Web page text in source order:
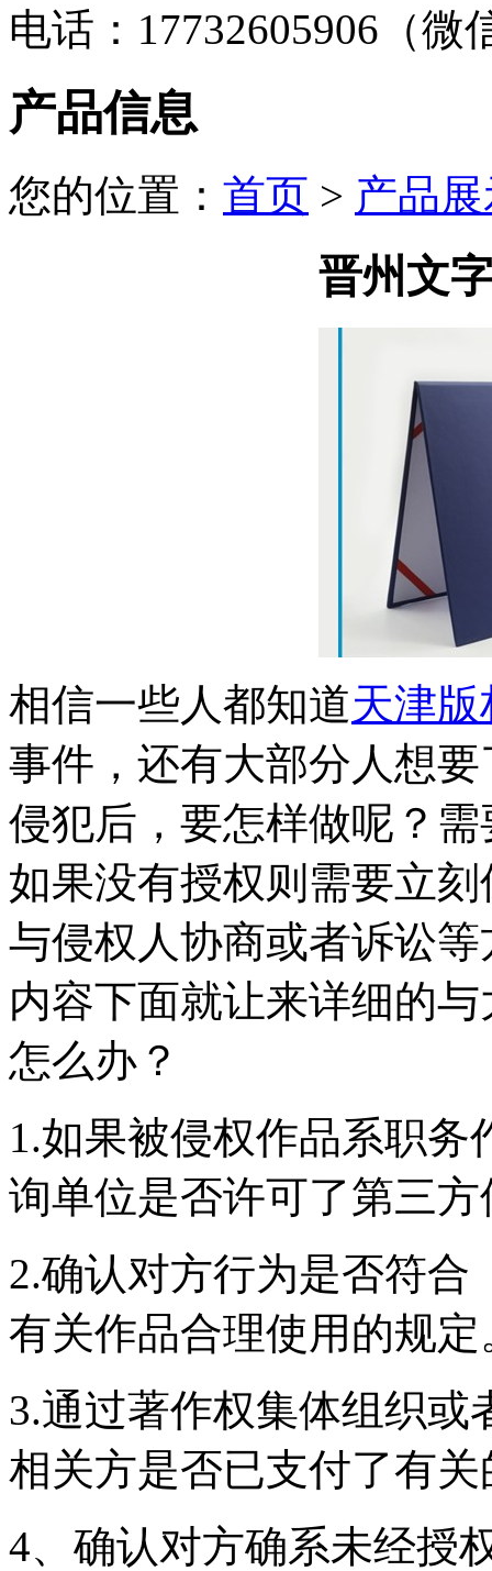
电话：17732605906（微
产品信息
您的位置： 首页 > 产品
晋州文
相信一些人都知道天津
事件，还有大部分人想
侵犯后，要怎样做呢？
如果没有授权则需要立
与侵权人协商或者诉讼
内容下面就让来详细的
怎么办？
1.如果被侵权作品系职
询单位是否许可了第三
2.确认对方行为是否符
有关作品合理使用的规定
3.通过著作权集体组织
相关方是否已支付了有
4、确认对方确系未经授